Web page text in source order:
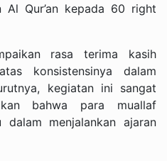
Qur’an kepada 60 right
rasa terima kasih
konsistensinya dalam
kegiatan ini sangat
bahwa para muallaf
menjalankan ajaran